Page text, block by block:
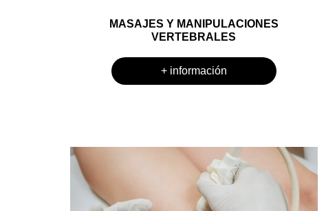
MASAJES Y MANIPULACIONES
VERTEBRALES
+ información